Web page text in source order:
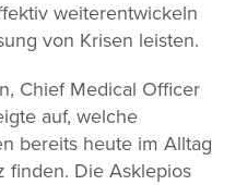
weiterentwickeln
von Krisen leisten.
Chief Medical Officer
auf, welche
bereits heute im Alltag
finden. Die Asklepios